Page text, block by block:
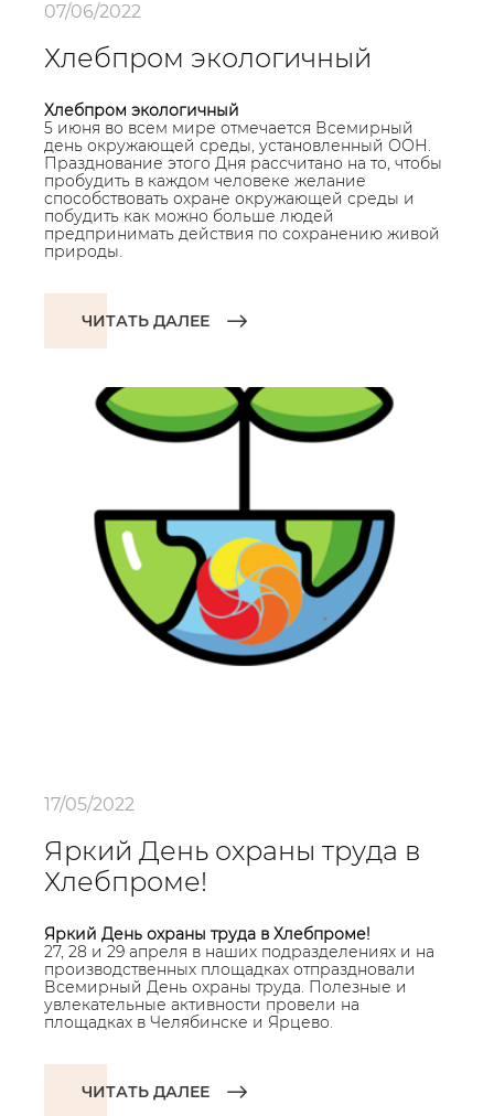
07/06/2022
Хлебпром экологичный
Хлебпром экологичный
5 июня во всем мире отмечается Всемирный
день окружающей среды, установленный ООН.
Празднование этого Дня рассчитано на то, чтобы
пробудить в каждом человеке желание
способствовать охране окружающей среды и
побудить как можно больше людей
предпринимать действия по сохранению живой
природы.
ЧИТАТЬ ДАЛЕЕ
17/05/2022
Яркий День охраны труда в
Хлебпроме!
Яркий День охраны труда в Хлебпроме!
27, 28 и 29 апреля в наших подразделениях и на
производственных площадках отпраздновали
Всемирный День охраны труда. Полезные и
увлекательные активности провели на
площадках в Челябинске и Ярцево.
ЧИТАТЬ ДАЛЕЕ